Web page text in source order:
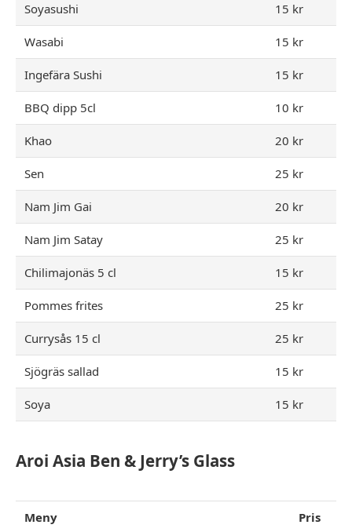
Soyasushi 15 kr
Wasabi 15 kr
Ingefära Sushi 15 kr
BBQ dipp 5cl 10 kr
Khao 20 kr
Sen 25 kr
Nam Jim Gai 20 kr
Nam Jim Satay 25 kr
Chilimajonäs 5 cl 15 kr
Pommes frites 25 kr
Currysås 15 cl 25 kr
Sjögräs sallad 15 kr
Soya 15 kr
Aroi Asia Ben & Jerry’s Glass
Meny Pris